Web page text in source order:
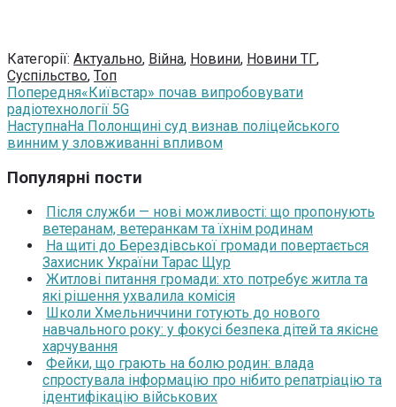
Категорії: Актуально, Війна, Новини, Новини ТГ,
Суспільство, Топ
Попередня«Київстар» почав випробовувати
радіотехнології 5G
НаступнаНа Полонщині суд визнав поліцейського
винним у зловживанні впливом
Популярні пости
Після служби — нові можливості: що пропонують
ветеранам, ветеранкам та їхнім родинам
На щиті до Берездівської громади повертається
Захисник України Тарас Щур
Житлові питання громади: хто потребує житла та
які рішення ухвалила комісія
Школи Хмельниччини готують до нового
навчального року: у фокусі безпека дітей та якісне
харчування
Фейки, що грають на болю родин: влада
спростувала інформацію про нібито репатріацію та
ідентифікацію військових